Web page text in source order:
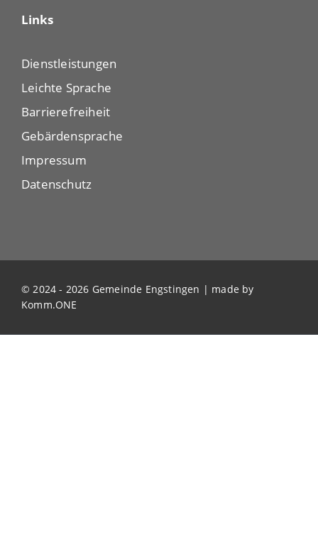
Links
Dienstleistungen
Leichte Sprache
Barrierefreiheit
Gebärdensprache
Impressum
Datenschutz
© 2024 - 2026 Gemeinde Engstingen | made by
Komm.ONE